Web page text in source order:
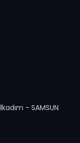
- SAMSUN